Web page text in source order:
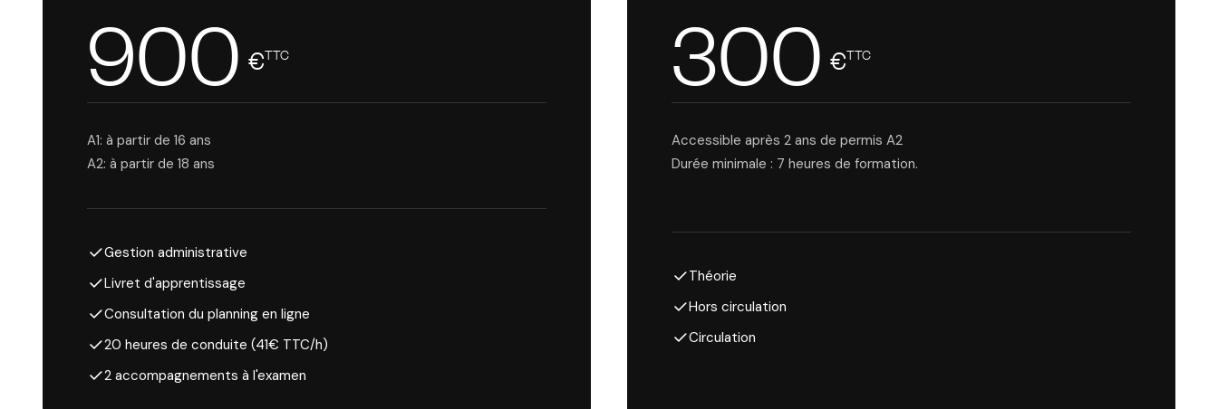
900€TTC
A1: à partir de 16 ans
A2: à partir de 18 ans
Gestion administrative
Livret d'apprentissage
Consultation du planning en ligne
20 heures de conduite (41€ TTC/h)
2 accompagnements à l'examen
300€TTC
Accessible après 2 ans de permis A2
Durée minimale : 7 heures de formation.
Théorie
Hors circulation
Circulation